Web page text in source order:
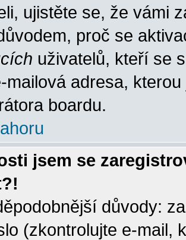
ujistěte se, že vámi
proč se
uživatelů, kteří se
mailová adresa,
boardu.
jsem se
důvody:
(zkontrolujte e-mail,